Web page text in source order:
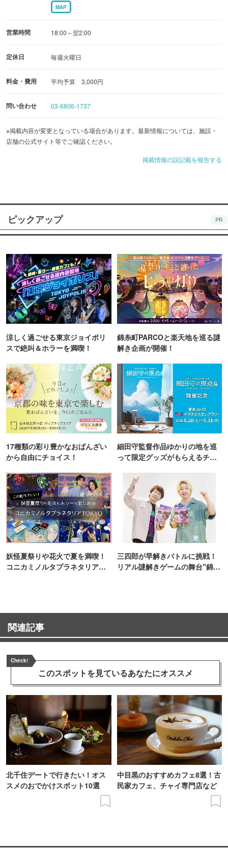
MAP
営業時間 18:00～翌2:00
定休日 毎週火曜日
料金・費用 平均予算 3,000円
問い合わせ 03-6806-1737
※掲載内容が変更となっている場合があります。最新情報については、施設・
店舗の公式サイト等でご確認ください。
掲載情報の誤記載を報告する
ピックアップ PR
涼しく過ごせる東京ジョイポリ
スで絶叫＆ホラーを満喫！
錦糸町PARCOと楽天地を巡る謎
解き企画が開催！
17種類の彩り豊かなおばんざい
から自由にチョイス！
細田守監督作品ゆかりの地を巡
って限定グッズがもらえるチャ
妖怪夏祭りや花火で夏を満喫！
コニカミノルタプラネタリア
三四郎が早解きバトルに挑戦！
リアル謎解きゲームの舞台"錦糸
関連記事
Check!
このスポットを見ているあなたにオススメ
北千住デートで行きたい！オス
スメのおでかけスポット10選
中目黒のおすすめカフェ8選！古
民家カフェ、チャイ専門店など